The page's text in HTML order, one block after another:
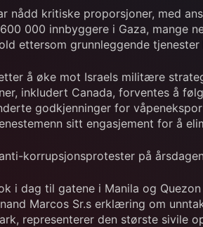
nådd kritiske proporsjoner, med
000 innbyggere i Gaza, mange
ettersom grunnleggende
å øke mot Israels militære
inkludert Canada, forventes å
godkjenninger for
sitt engasjement for å
korrupsjonsprotester på
i dag til gatene i Manila og
Marcos Sr.s erklæring om
representerer den største sivile